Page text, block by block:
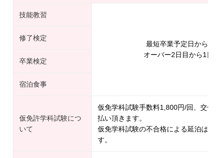
技能教習
最短卒業予定日から1
オーバー2日目から1日
修了検定
卒業検定
宿泊食事
仮免許学科試験につ
いて
仮免学科試験手数料1,800円/回、交付
払い頂きます。
仮免学科試験の不合格による延泊は1
す。